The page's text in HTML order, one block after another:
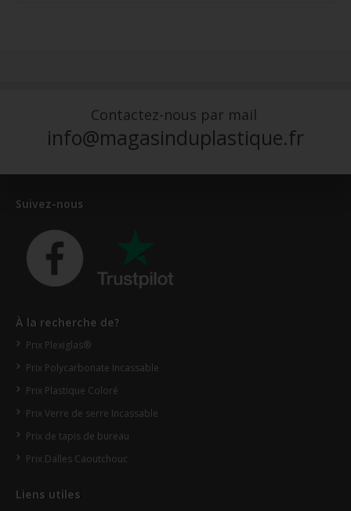
Contactez-nous par mail
info@magasinduplastique.fr
Suivez-nous
À la recherche de?
Prix Plexiglas®
Prix Polycarbonate Incassable
Prix Plastique Coloré
Prix Verre de serre Incassable
Prix de tapis de bureau
Prix Dalles Caoutchouc
Liens utiles